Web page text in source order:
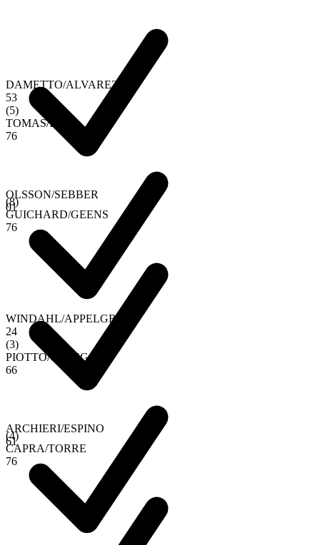
OLSSON/SEBBER
01
DAMETTO/ALVAREZ
53
(5)
TOMAS/INSA
76
(8)
GUICHARD/GEENS
76
ARCHIERI/ESPINO
61
WINDAHL/APPELGREN
24
(3)
PIOTTO/ORTEGA
66
(4)
CAPRA/TORRE
76